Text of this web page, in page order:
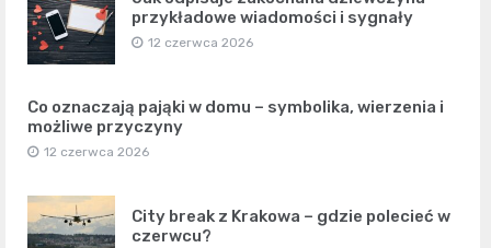
przykładowe wiadomości i sygnały
12 czerwca 2026
Co oznaczają pająki w domu – symbolika, wierzenia i
możliwe przyczyny
12 czerwca 2026
City break z Krakowa – gdzie polecieć w
czerwcu?